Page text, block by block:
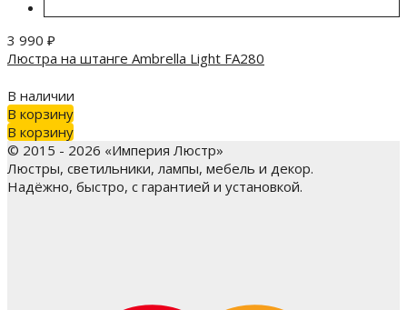
3 990 ₽
Люстра на штанге Ambrella Light FA280
В наличии
В корзину
В корзину
© 2015 - 2026 «Империя Люстр»
Люстры, светильники, лампы, мебель и декор.
Надёжно, быстро, с гарантией и установкой.